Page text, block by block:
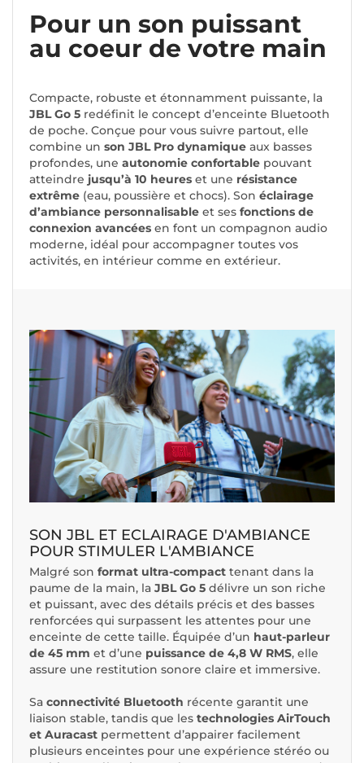
Pour un son puissant
au coeur de votre main
Compacte, robuste et étonnamment puissante, la
JBL Go 5 redéfinit le concept d’enceinte Bluetooth
de poche. Conçue pour vous suivre partout, elle
combine un son JBL Pro dynamique aux basses
profondes, une autonomie confortable pouvant
atteindre jusqu’à 10 heures et une résistance
extrême (eau, poussière et chocs). Son éclairage
d’ambiance personnalisable et ses fonctions de
connexion avancées en font un compagnon audio
moderne, idéal pour accompagner toutes vos
activités, en intérieur comme en extérieur.
SON JBL ET ECLAIRAGE D'AMBIANCE
POUR STIMULER L'AMBIANCE
Malgré son format ultra-compact tenant dans la
paume de la main, la JBL Go 5 délivre un son riche
et puissant, avec des détails précis et des basses
renforcées qui surpassent les attentes pour une
enceinte de cette taille. Équipée d’un haut-parleur
de 45 mm et d’une puissance de 4,8 W RMS, elle
assure une restitution sonore claire et immersive.
Sa connectivité Bluetooth récente garantit une
liaison stable, tandis que les technologies AirTouch
et Auracast permettent d’appairer facilement
plusieurs enceintes pour une expérience stéréo ou